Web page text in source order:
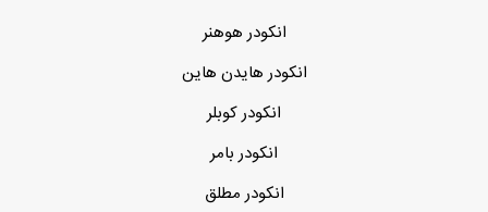
انکودر هوهنر
انکودر هایدن هاین
انکودر کوبلر
انکودر بامر
انکودر مطلق